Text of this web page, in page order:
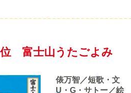
富士山うたごよみ
俵万智／短歌・文
U・G・サトー／絵